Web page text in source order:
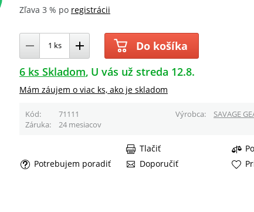
Zľava 3 % po registrácii
Do košíka
6 ks Skladom U vás už streda 12.8.
Mám záujem o viac ks, ako je skladom
Kód 71111 Výrobca
SAVAGE
Záruka
24 mesiacov
Potrebujem poradiť
Doporučiť
Tlačiť